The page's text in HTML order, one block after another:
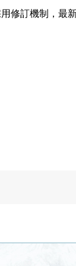
修訂機制，最